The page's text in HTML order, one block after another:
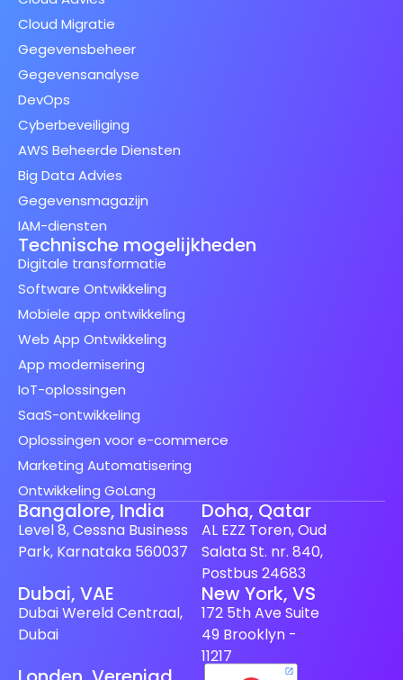
Cloud Migratie
Gegevensbeheer
Gegevensanalyse
DevOps
Cyberbeveiliging
AWS Beheerde Diensten
Big Data Advies
Gegevensmagazijn
IAM-diensten
Technische mogelijkheden
Digitale transformatie
Software Ontwikkeling
Mobiele app ontwikkeling
Web App Ontwikkeling
App modernisering
IoT-oplossingen
SaaS-ontwikkeling
Oplossingen voor e-commerce
Marketing Automatisering
Ontwikkeling GoLang
Bangalore, India
Level 8, Cessna Business
Park, Karnataka 560037
Doha, Qatar
AL EZZ Toren, Oud
Salata St. nr. 840,
Postbus 24683
Dubai, VAE
Dubai Wereld Centraal,
Dubai
New York, VS
172 5th Ave Suite
49 Brooklyn -
11217
Finnish
Spanish (Spain)